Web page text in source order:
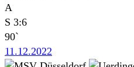
A
S 3:6
90`
11.12.2022